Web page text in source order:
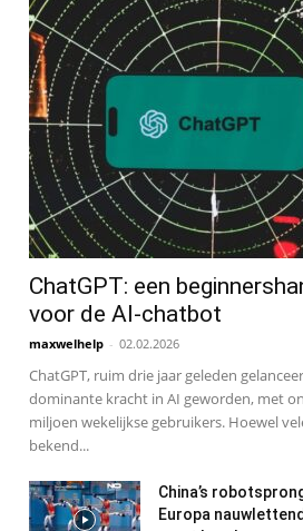
ChatGPT: een
voor de AI-chatbot
maxwelhelp - 02.02.2026
ChatGPT, ruim drie jaar geleden
dominante kracht in AI geworden, met
miljoen wekelijkse gebruikers. Hoewel
bekend...
China’s
Europa